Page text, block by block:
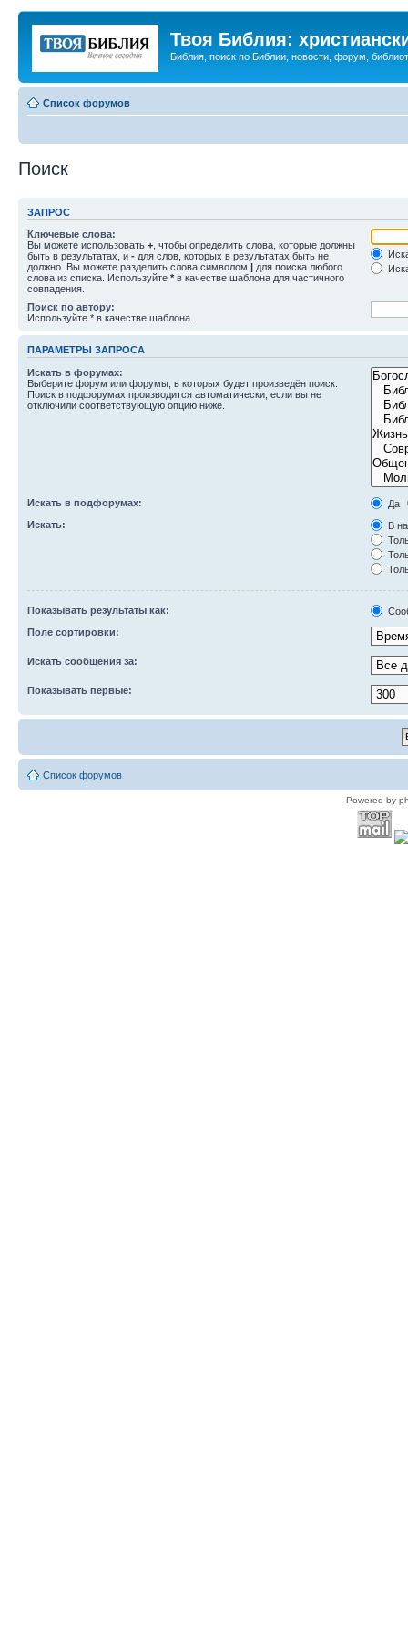
Твоя Библия:
Библия, поиск по Библии, новости, форум,
Список форумов
Поиск
ЗАПРОС
Ключевые слова:
Вы можете использовать + , чтобы определить слова, которые должны
быть в результатах, и - для слов, которых в результатах быть не
должно. Вы можете разделить слова символом | для поиска любого
слова из списка. Используйте * в качестве шаблона для частичного
совпадения.
Поиск по автору:
Используйте * в качестве шаблона.
ПАРАМЕТРЫ ЗАПРОСА
Искать в форумах:
Выберите форум или форумы, в которых будет произведён поиск.
Поиск в подфорумах производится автоматически, если вы не
отключили соответствующую опцию ниже.
Искать в подфорумах:
Да
Искать:
В
Показывать результаты как:
Поле сортировки:
Искать сообщения за:
Показывать первые:
Список форумов
Powered by